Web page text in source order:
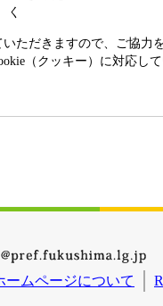
く
ただきますので、ご協力
（クッキー）に対応し
ームページについて